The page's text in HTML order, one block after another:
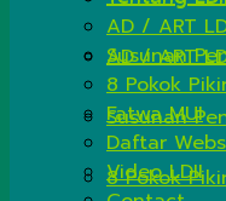
AD / ART
Susunan
8 Pokok
AD / ART
Susunan
8 Pokok
Fatwa MUI
Daftar
Video LDII